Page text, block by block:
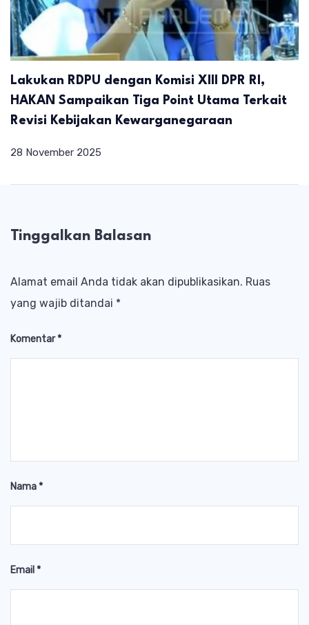
Lakukan RDPU dengan Komisi XIII DPR RI,
HAKAN Sampaikan Tiga Point Utama Terkait
Revisi Kebijakan Kewarganegaraan
28 November 2025
Tinggalkan Balasan
Alamat email Anda tidak akan dipublikasikan. Ruas
yang wajib ditandai *
Komentar*
Nama*
Email *